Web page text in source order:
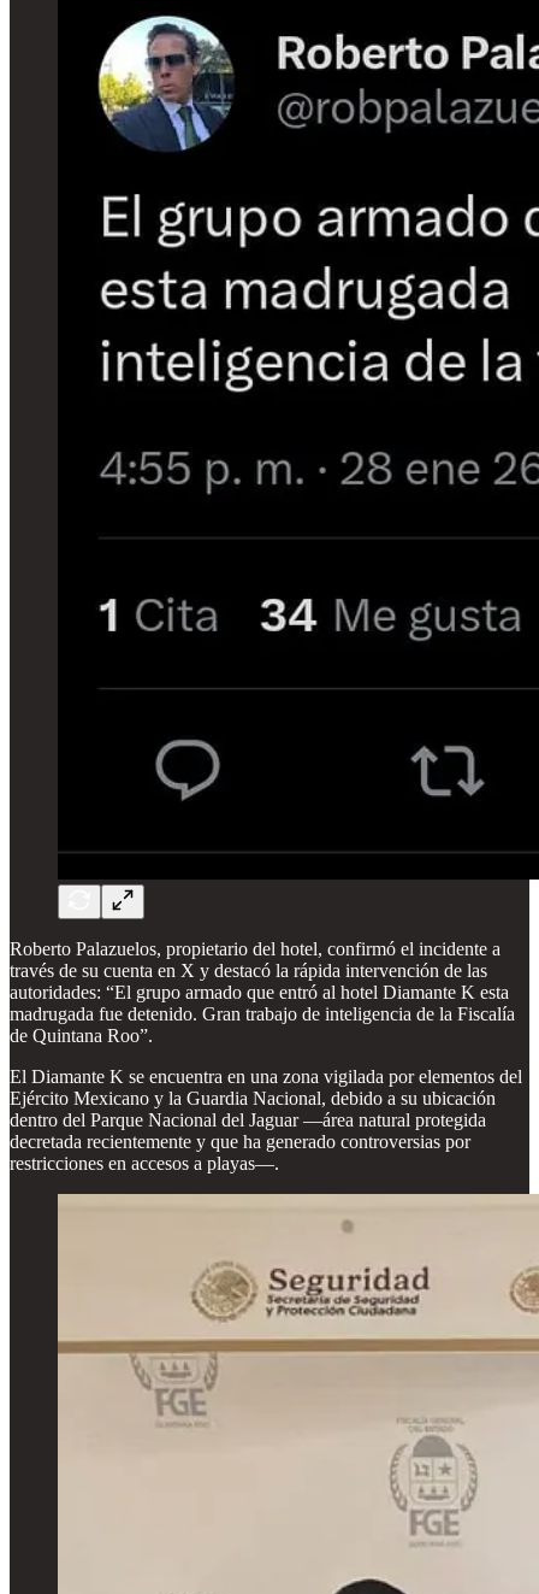
Roberto Palazuelos, propietario del hotel, confirmó el incidente a
través de su cuenta en X y destacó la rápida intervención de las
autoridades: “El grupo armado que entró al hotel Diamante K esta
madrugada fue detenido. Gran trabajo de inteligencia de la Fiscalía
de Quintana Roo”.
El Diamante K se encuentra en una zona vigilada por elementos del
Ejército Mexicano y la Guardia Nacional, debido a su ubicación
dentro del Parque Nacional del Jaguar —área natural protegida
decretada recientemente y que ha generado controversias por
restricciones en accesos a playas—.